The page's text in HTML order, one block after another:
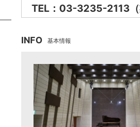
TEL：03-3235-2113（
INFO 基本情報